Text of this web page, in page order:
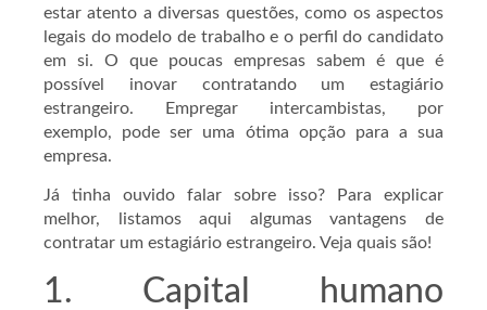
estar atento a diversas questões, como os aspectos
legais do modelo de trabalho e o perfil do candidato
em si. O que poucas empresas sabem é que é
possível inovar contratando um estagiário
estrangeiro. Empregar intercambistas, por
exemplo, pode ser uma ótima opção para a sua
empresa.
Já tinha ouvido falar sobre isso? Para explicar
melhor, listamos aqui algumas vantagens de
contratar um estagiário estrangeiro. Veja quais são!
1. Capital humano